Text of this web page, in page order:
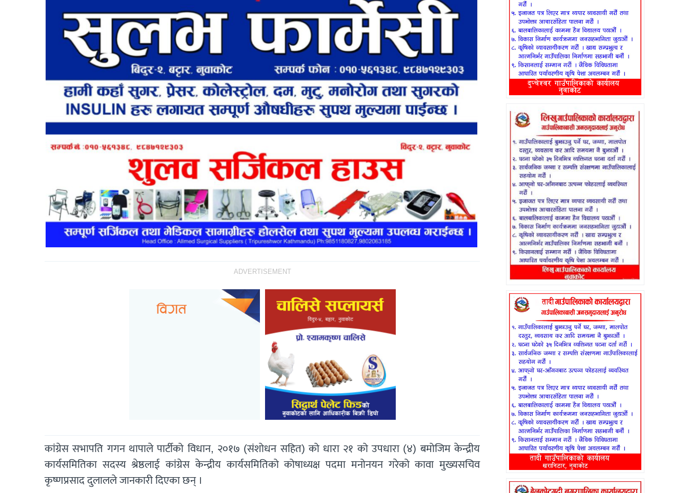
ADVERTISEMENT
कांग्रेस सभापति गगन थापाले पार्टीको विधान, २०१७ (संशोधन सहित) को धारा २१ को उपधारा (४) बमोजिम केन्द्रीय
कार्यसमितिका सदस्य श्रेष्ठलाई कांग्रेस केन्द्रीय कार्यसमितिको कोषाध्यक्ष पदमा मनोनयन गरेको कावा मुख्यसचिव
कृष्णप्रसाद दुलालले जानकारी दिएका छन् ।